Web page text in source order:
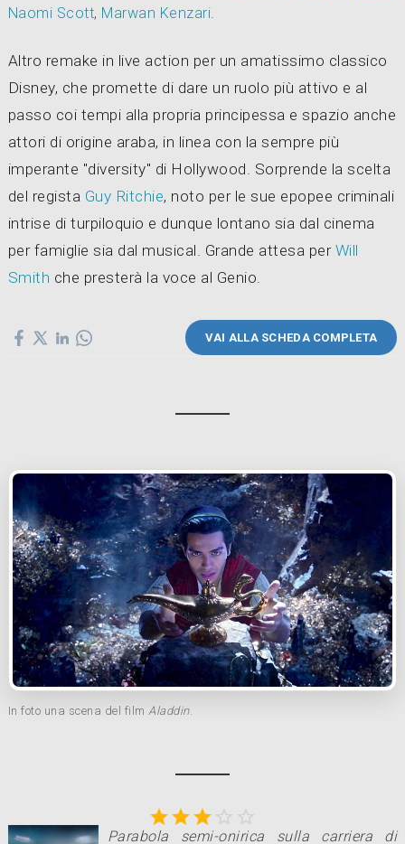
Naomi Scott, Marwan Kenzari
Altro remake in live action per un amatissimo classico
Disney, che promette di dare un ruolo più attivo e al
passo coi tempi alla propria principessa e spazio anche
attori di origine araba, in linea con la sempre più
imperante "diversity" di Hollywood. Sorprende la scelta
del regista Guy Ritchie, noto per le sue epopee criminali
intrise di turpiloquio e dunque lontano sia dal cinema
per famiglie sia dal musical. Grande attesa per Will
Smith che presterà la voce al Genio.
VAI ALLA SCHEDA COMPLETA
In foto una scena del filmAladdin.

Parabola semi-onirica sulla carriera di